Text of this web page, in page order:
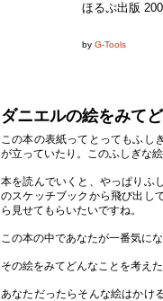
ほるぷ出版
by G-Tools
ダニエルの絵をみて
この本の表紙ってとってもふし
が立っていたり。このふしぎな
本を読んでいくと、やっぱりふ
のスケッチブックから飛び出し
ら見せてもらいたいですね。
この本の中であなたが一番気に
その絵をみてどんなことを考え
あなただったらそんな絵はかけ